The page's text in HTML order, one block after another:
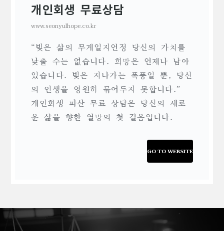
개인회생 무료상담
www.seonyulhope.co.kr
“빚은 삶의 무게일지언정 당신의 가치를
낮출 수는 없습니다. 희망은 언제나 남아
있습니다. 빚은 지나가는 폭풍일 뿐, 당신
의 인생을 영원히 묶어두지 못합니다.”
개인회생 파산 무료 상담은 당신의 새로
운 삶을 향한 열망의 첫 걸음입니다.
GO TO WEBSITE